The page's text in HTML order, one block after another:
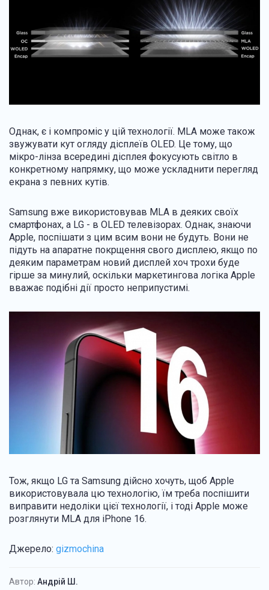
Однак, є і компроміс у цій технології. MLA може також
звужувати кут огляду дісплеїв OLED. Це тому, що
мікро-лінза всередині дісплея фокусують світло в
конкретному напрямку, що може ускладнити перегляд
екрана з певних кутів.
Samsung вже використовував MLA в деяких своїх
смартфонах, а LG - в OLED телевізорах. Однак, знаючи
Apple, поспішати з цим всим вони не будуть. Вони не
підуть на апаратне покрщення свого дисплею, якщо по
деяким параметрам новий дисплей хоч трохи буде
гірше за минулий, оскільки маркетингова логіка Apple
вважає подібні дії просто неприпустимі.
Тож, якщо LG та Samsung дійсно хочуть, щоб Apple
використовувала цю технологію, їм треба поспішити
виправити недоліки цієї технології, і тоді Apple може
розглянути MLA для iPhone 16.
Джерело: gizmochina
Автор: Андрій Ш.